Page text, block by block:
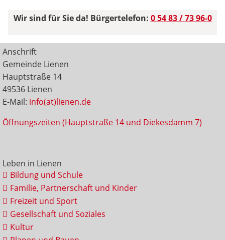
Wir sind für Sie da! Bürgertelefon: 0 54 83 / 73 96-0
Anschrift
Gemeinde Lienen
Hauptstraße 14
49536 Lienen
E-Mail: info(at)lienen.de
Öffnungszeiten (Hauptstraße 14 und Diekesdamm 7)
Leben in Lienen
Bildung und Schule
Familie, Partnerschaft und Kinder
Freizeit und Sport
Gesellschaft und Soziales
Kultur